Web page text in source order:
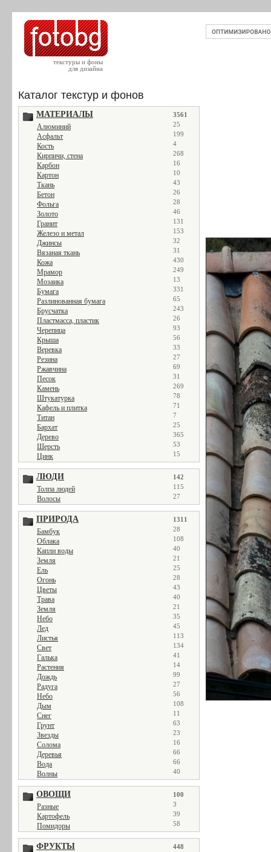
текстуры и фоны
для дизайна
Каталог текстур и фонов
МАТЕРИАЛЫ 3561
Алюминий 25
Асфальт 199
Кость 4
Кирпичи, стена 268
Карбон 16
Картон 10
Ткань 43
Бетон 26
Фольга 28
Золото 46
Гранит 131
Железо и метал 153
Джинсы 32
Вязаная ткань 31
Кожа 430
Мрамор 249
Мозаика 13
Бумага 331
Разлинованная бумага 65
Брусчатка 243
Пластмасса, пластик 26
Черепица 93
Крыша 56
Веревка 33
Резина 27
Ржавчина 69
Песок 31
Камень 269
Штукатурка 78
Кафель и плитка 71
Титан 7
Бархат 25
Дерево 365
Шерсть 53
Цинк 15
ЛЮДИ 142
Толпа людей 115
Волосы 27
ПРИРОДА 1311
Бамбук 28
Облака 108
Капли воды 40
Земля 21
Ель 25
Огонь 28
Цветы 43
Трава 40
Земля 21
Небо 35
Лед 45
Листья 113
Свет 134
Галька 41
Растения 14
Дождь 99
Радуга 27
Небо 56
Дым 108
Снег 11
Грунт 63
Звезды 23
Солома 16
Деревья 66
Вода 66
Волны 40
ОВОЩИ 100
Разные 3
Картофель 39
Помидоры 58
ФРУКТЫ 448